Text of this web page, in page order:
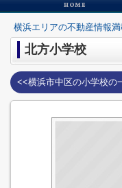
横浜エリアの不動産情報
北方小学校
<<横浜市中区の小学校の